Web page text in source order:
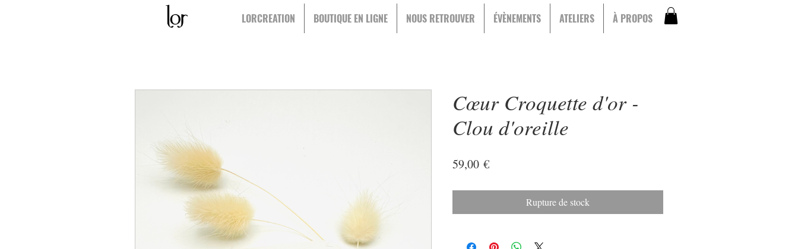
LORCREATION BOUTIQUE EN LIGNE NOUS RETROUVER ÉVÈNEMENTS ATELIERS À PROPOS
Cœur Croquette d'or -
Clou d'oreille
59,00 €Prix
Rupture de stock